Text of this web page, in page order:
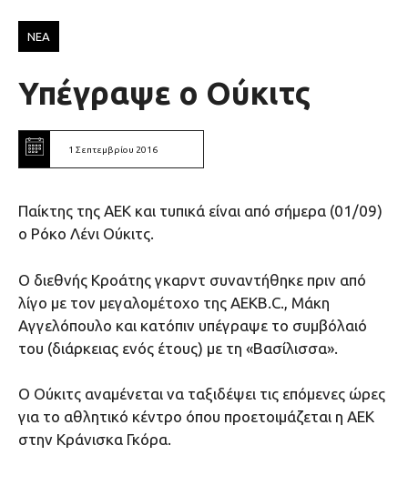
ΝΕΑ
Υπέγραψε ο Ούκιτς
1 Σεπτεμβρίου 2016
Παίκτης της ΑΕΚ και τυπικά είναι από σήμερα (01/09)
ο Ρόκο Λένι Ούκιτς.
Ο διεθνής Kροάτης γκαρντ συναντήθηκε πριν από
λίγο με τον μεγαλομέτοχο της AEKB.C., Μάκη
Αγγελόπουλο και κατόπιν υπέγραψε το συμβόλαιό
του (διάρκειας ενός έτους) με τη «Βασίλισσα».
Ο Ούκιτς αναμένεται να ταξιδέψει τις επόμενες ώρες
για το αθλητικό κέντρο όπου προετοιμάζεται η ΑΕΚ
στην Κράνισκα Γκόρα.